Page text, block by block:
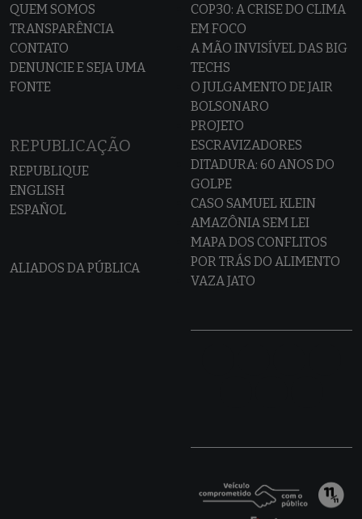
QUEM SOMOS
TRANSPARÊNCIA
CONTATO
DENUNCIE E SEJA UMA
FONTE
REPUBLICAÇÃO
REPUBLIQUE
ENGLISH
ESPAÑOL
ALIADOS DA PÚBLICA
COP30: A CRISE DO CLIMA
EM FOCO
A MÃO INVISÍVEL DAS BIG
TECHS
O JULGAMENTO DE JAIR
BOLSONARO
PROJETO
ESCRAVIZADORES
DITADURA: 60 ANOS DO
GOLPE
CASO SAMUEL KLEIN
AMAZÔNIA SEM LEI
MAPA DOS CONFLITOS
POR TRÁS DO ALIMENTO
VAZA JATO